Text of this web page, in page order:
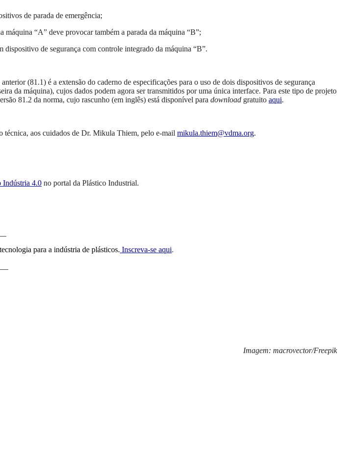
de parada de emergência;
máquina “A” deve provocar também a parada da máquina “B”;
dispositivo de segurança com controle integrado da máquina “B”.
(81.1) é a extensão do caderno de especificações para o uso de dois dispositivos de segurança
da máquina), cujos dados podem agora ser transmitidos por uma única interface. Para este tipo de projeto
81.2 da norma, cujo rascunho (em inglês) está disponível para download gratuito aqui.
técnica, aos cuidados de Dr. Mikula Thiem, pelo e-mail mikula.thiem@vdma.org.
Indústria 4.0 no portal da Plástico Industrial.
para a indústria de plásticos. Inscreva-se aqui.
Imagem: macrovector/Freepik